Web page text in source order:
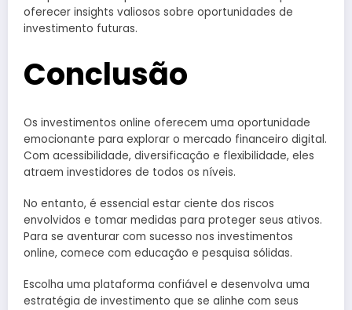
oferecer insights valiosos sobre oportunidades de
investimento futuras.
Conclusão
Os investimentos online oferecem uma oportunidade
emocionante para explorar o mercado financeiro digital.
Com acessibilidade, diversificação e flexibilidade, eles
atraem investidores de todos os níveis.
No entanto, é essencial estar ciente dos riscos
envolvidos e tomar medidas para proteger seus ativos.
Para se aventurar com sucesso nos investimentos
online, comece com educação e pesquisa sólidas.
Escolha uma plataforma confiável e desenvolva uma
estratégia de investimento que se alinhe com seus